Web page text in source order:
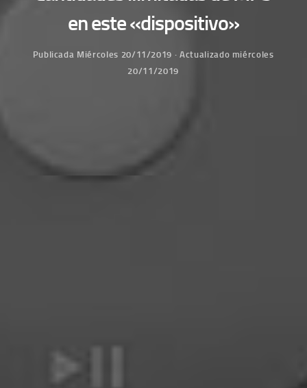
en este «dispositivo»
Publicada Miércoles 20/11/2019 · Actualizado miércoles
20/11/2019